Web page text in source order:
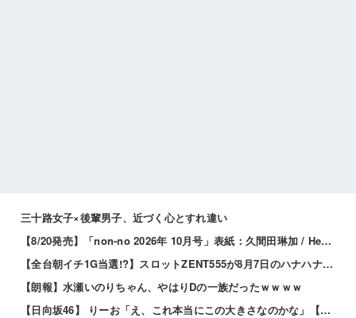
三十路女子×後輩男子、近づく心とすれ違い
【8/20発売】「non-no 2026年 10月号」表紙：久間田琳加 / Hearts2Hearts
【全台朝イチ1G当選!?】スロットZENT555が8月7日のハナハナにモーニングを仕込んだらしいｗｗｗｗ
【朗報】水瀬いのりちゃん、やはりDの一族だったｗｗｗｗ
【日向坂46】 りーお「え、これ本当にこの大きさなのかな」【藤嶌果歩 1st写真集】